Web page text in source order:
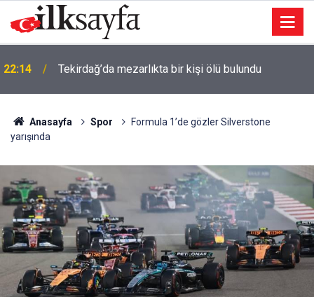
22:09
vefat listesi
Anasayfa Spor
Formula 1’de gözler Silverstone
yarışında